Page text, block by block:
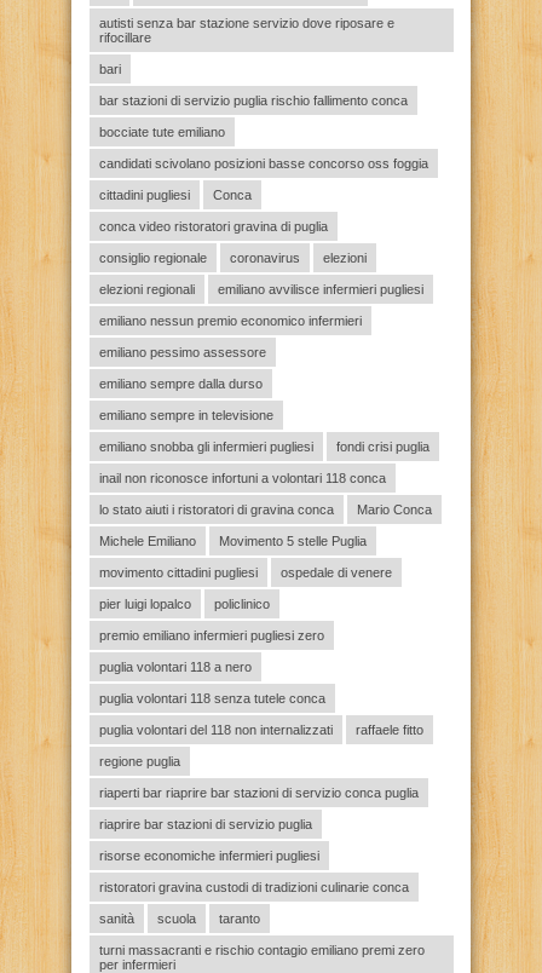
autisti senza bar stazione servizio dove riposare e
rifocillare
bari
bar stazioni di servizio puglia rischio fallimento conca
bocciate tute emiliano
candidati scivolano posizioni basse concorso oss foggia
cittadini pugliesi Conca
conca video ristoratori gravina di puglia
consiglio regionale coronavirus elezioni
elezioni regionali emiliano avvilisce infermieri pugliesi
emiliano nessun premio economico infermieri
emiliano pessimo assessore
emiliano sempre dalla durso
emiliano sempre in televisione
emiliano snobba gli infermieri pugliesi fondi crisi puglia
inail non riconosce infortuni a volontari 118 conca
lo stato aiuti i ristoratori di gravina conca Mario Conca
Michele Emiliano Movimento 5 stelle Puglia
movimento cittadini pugliesi ospedale di venere
pier luigi lopalco policlinico
premio emiliano infermieri pugliesi zero
puglia volontari 118 a nero
puglia volontari 118 senza tutele conca
puglia volontari del 118 non internalizzati raffaele fitto
regione puglia
riaperti bar riaprire bar stazioni di servizio conca puglia
riaprire bar stazioni di servizio puglia
risorse economiche infermieri pugliesi
ristoratori gravina custodi di tradizioni culinarie conca
sanità scuola taranto
turni massacranti e rischio contagio emiliano premi zero
per infermieri